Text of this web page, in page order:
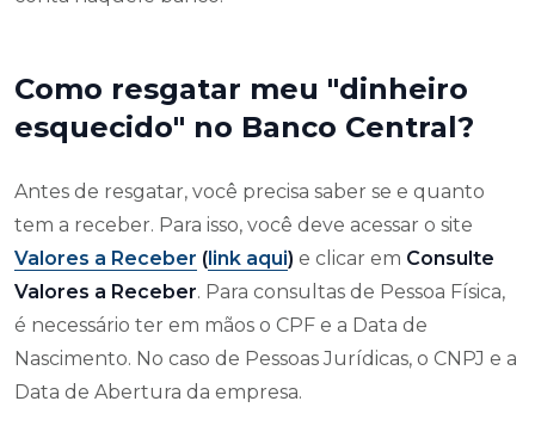
Como resgatar meu "dinheiro
esquecido" no Banco Central?
Antes de resgatar, você precisa saber se e quanto
tem a receber. Para isso, você deve acessar o site
Valores a Receber (link aqui) e clicar em Consulte
Valores a Receber. Para consultas de Pessoa Física,
é necessário ter em mãos o CPF e a Data de
Nascimento. No caso de Pessoas Jurídicas, o CNPJ e a
Data de Abertura da empresa.